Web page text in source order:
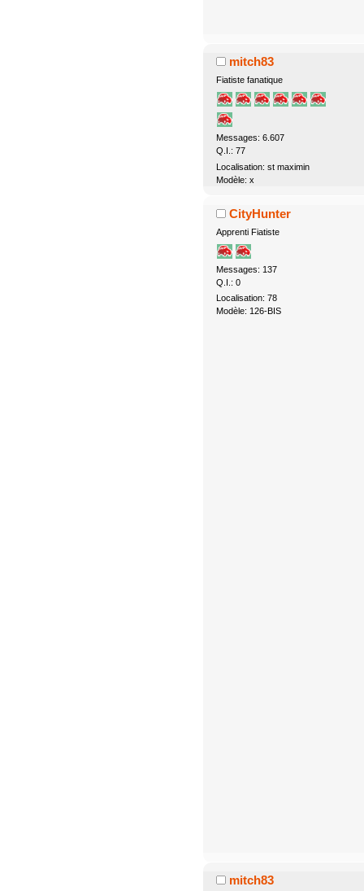
mitch83
Fiatiste fanatique
Messages: 6.607
Q.I.: 77
Localisation: st maximin
Modèle: x
CityHunter
Apprenti Fiatiste
Messages: 137
Q.I.: 0
Localisation: 78
Modèle: 126-BIS
mitch83